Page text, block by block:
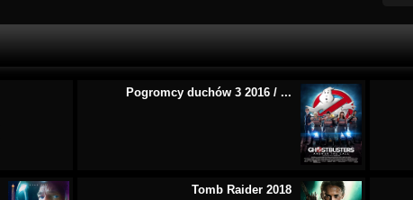
Pogromcy duchów 3 2016 / ...
Tomb Raider 2018